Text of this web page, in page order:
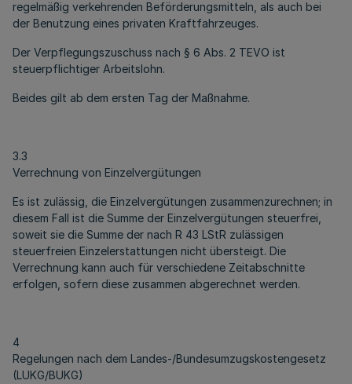
regelmäßig verkehrenden Beförderungsmitteln, als auch bei
der Benutzung eines privaten Kraftfahrzeuges.
Der Verpflegungszuschuss nach § 6 Abs. 2 TEVO ist
steuerpflichtiger Arbeitslohn.
Beides gilt ab dem ersten Tag der Maßnahme.
3.3
Verrechnung von Einzelvergütungen
Es ist zulässig, die Einzelvergütungen zusammenzurechnen; in
diesem Fall ist die Summe der Einzelvergütungen steuerfrei,
soweit sie die Summe der nach R 43 LStR zulässigen
steuerfreien Einzelerstattungen nicht übersteigt. Die
Verrechnung kann auch für verschiedene Zeitabschnitte
erfolgen, sofern diese zusammen abgerechnet werden.
4
Regelungen nach dem Landes-/Bundesumzugskostengesetz
(LUKG/BUKG)